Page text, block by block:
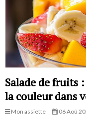
Salade de fruits
la couleur dans
Mon assiette 06 Aoû